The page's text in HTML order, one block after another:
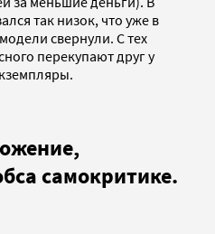
так низок, что уже в
свернули. С тех
перекупают друг у
самокритике.